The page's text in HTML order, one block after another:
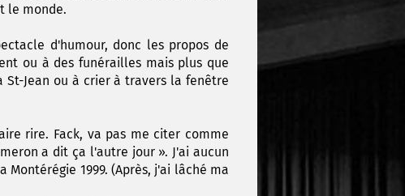
le monde.
d'humour, donc les propos de
ou à des funérailles mais plus que
Jean ou à crier à travers la fenêtre
rire. Fack, va pas me citer comme
a dit ça l'autre jour ». J'ai aucun
1999. (Après, j'ai lâché ma